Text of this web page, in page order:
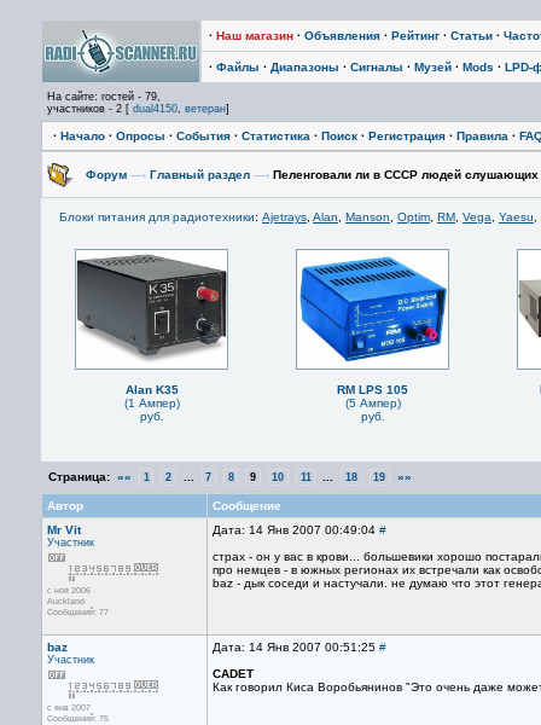
· Наш магазин · Объявления · Рейтинг · Статьи ·
· Файлы · Диапазоны · Сигналы · Музей · Mods · LPD-
На сайте: гостей - 79,
участников - 2 [ dual4150, ветеран]
· Начало · Опросы · События · Статистика · Поиск · Регистрация · Правила ·
Форум —› Главный раздел —› Пеленговали ли в СССР людей слушающих
Блоки питания для радиотехники: Ajetrays Alan Manson Optim RM Vega Yaesu
Alan K35
(1 Ампер)
руб.
RM LPS 105
(5 Ампер)
руб.
Страница: «« 1 2 7 8 9 10 11 18 19 »»
Автор
Сообщение
Mr Vit
Участник
с ноя 2006
Auckland
Сообщений: 77
Дата: 14 Янв 2007 00:49:04 #
страх - он у вас в крови... большевики хорошо
про немцев - в южных регионах их встречали как
baz - дык соседи и настучали. не думаю что этот
baz
Участник
с янв 2007
Сообщений: 75
Дата: 14 Янв 2007 00:51:25 #
CADET
Как говорил Киса Воробьянинов "Это очень даже